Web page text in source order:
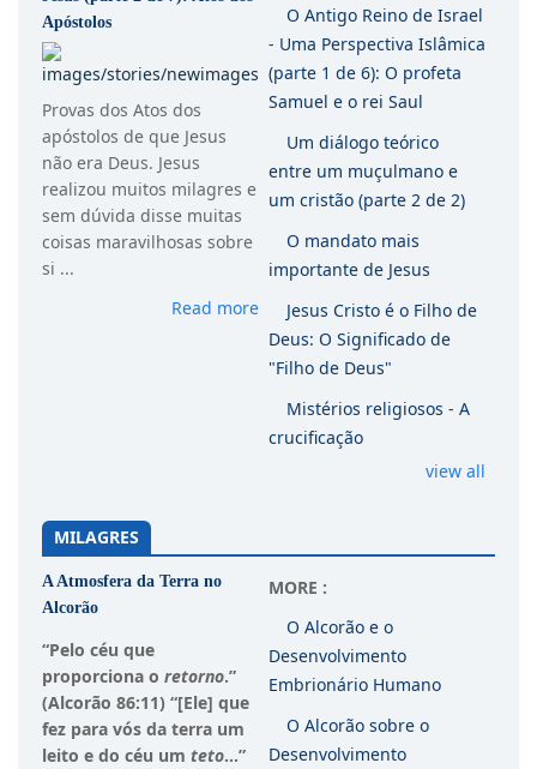
Apóstolos
Provas dos Atos dos
apóstolos de que Jesus
não era Deus. Jesus
realizou muitos milagres e
sem dúvida disse muitas
coisas maravilhosas sobre
si ...
Read more
O Antigo Reino de Israel
- Uma Perspectiva Islâmica
(parte 1 de 6): O profeta
Samuel e o rei Saul
Um diálogo teórico
entre um muçulmano e
um cristão (parte 2 de 2)
O mandato mais
importante de Jesus
Jesus Cristo é o Filho de
Deus: O Significado de
"Filho de Deus"
Mistérios religiosos - A
crucificação
view all
MILAGRES
A Atmosfera da Terra no
Alcorão
“Pelo céu que
proporciona o retorno.”
(Alcorão 86:11) “[Ele] que
fez para vós da terra um
leito e do céu um teto...”
MORE :
O Alcorão e o
Desenvolvimento
Embrionário Humano
O Alcorão sobre o
Desenvolvimento